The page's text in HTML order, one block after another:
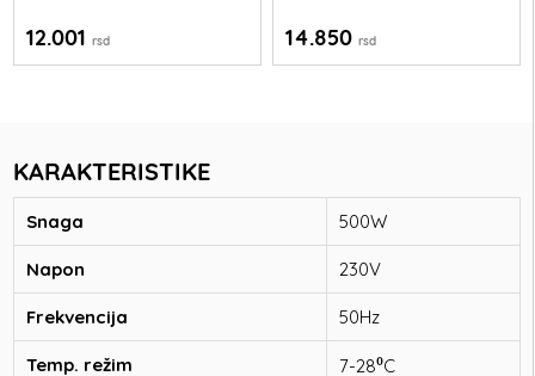
12.001rsd 14.850 rsd
KARAKTERISTIKE
Snaga 500W
Napon 230V
Frekvencija 50Hz
Temp. režim 7-28⁰C